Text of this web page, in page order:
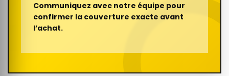
Communiquez avec notre équipe pour
confirmer la couverture exacte avant
l’achat.